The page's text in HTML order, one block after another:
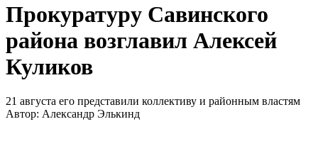
Прокуратуру Савинского
района возглавил Алексей
Куликов
21 августа его представили коллективу и районным властям
Автор: Александр Элькинд